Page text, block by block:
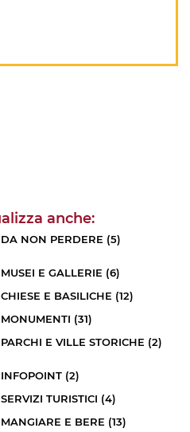
DA NON PERDERE (5)
MUSEI E GALLERIE (6)
CHIESE E BASILICHE (12)
MONUMENTI (31)
PARCHI E VILLE STORICHE (2)
INFOPOINT (2)
SERVIZI TURISTICI (4)
MANGIARE E BERE (13)